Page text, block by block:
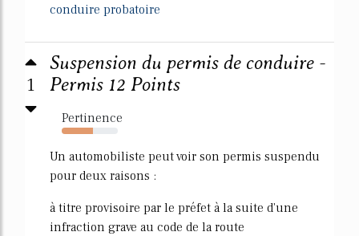
conduire probatoire
1
Suspension du permis de conduire -
Permis 12 Points
Pertinence
55%
Un automobiliste peut voir son permis suspendu
pour deux raisons :
à titre provisoire par le préfet à la suite d'une
infraction grave au code de la route